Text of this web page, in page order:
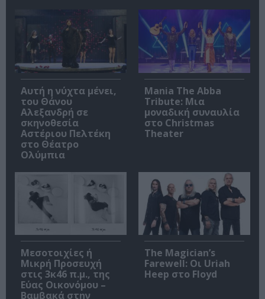
Αυτή η νύχτα μένει,
του Θάνου
Αλεξανδρή σε
σκηνοθεσία
Αστέριου Πελτέκη
στο Θέατρο
Ολύμπια
Mania The Abba
Tribute: Μια
μοναδική συναυλία
στο Christmas
Theater
Μεσοτοιχίες ή
Μικρή Προσευχή
στις 3κ46 π.μ., της
Εύας Οικονόμου –
Βαμβακά στην
The Magician’s
Farewell: Οι Uriah
Heep στο Floyd